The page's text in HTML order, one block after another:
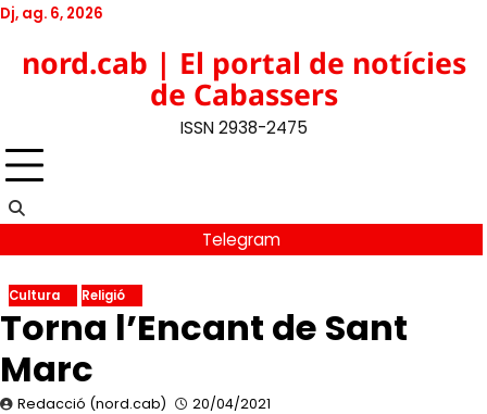
Skip
content
Dj, ag. 6, 2026
Facebook
YouTube
Instagram
nord.cab | El portal de notícies
de Cabassers
ISSN 2938-2475
Telegram
Cultura Religió
Torna l’Encant de Sant
Marc
Redacció (nord.cab) 20/04/2021